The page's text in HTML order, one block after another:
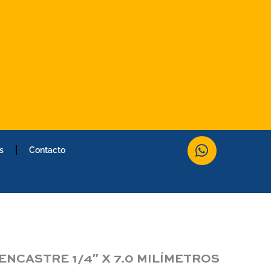
Contacto
W
h
1/4″ X 7.0 MILÍMETROS